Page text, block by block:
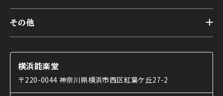
本舞台座席
交通アクセス
第二舞台
研修室
楽屋
ご利用の流れ
利用料金表
能舞台と演じ手
使用する道具
能・狂言の曲目説明
その他
コラム
OTABISHO
横浜能楽堂
〒220-0044 神奈川県横浜市西区紅葉ケ丘27-2